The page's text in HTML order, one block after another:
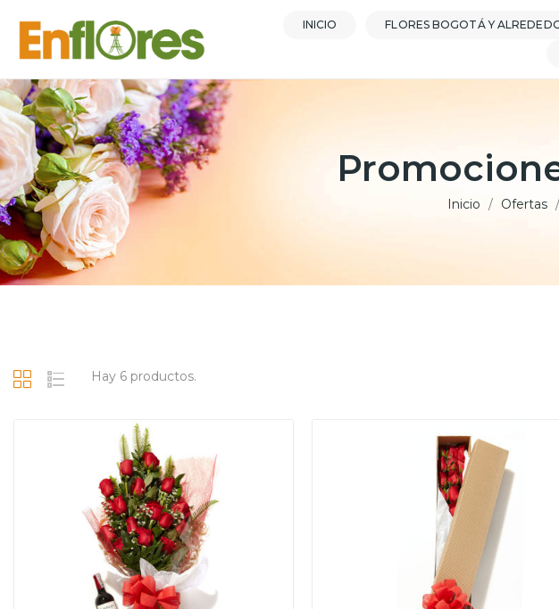
INICIO FLORES BOGOTÁ Y
Inicio Ofertas
Hay 6 productos.